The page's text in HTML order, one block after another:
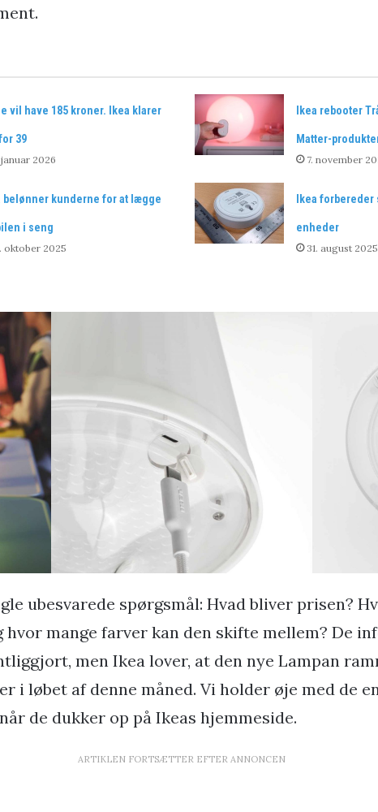
vil have 185 kroner. Ikea klarer
39
2026
Ikea rebooter
Matter-
7. november
belønner kunderne for at lægge
i seng
oktober 2025
Ikea
enheder
31. august 2025
ubesvarede spørgsmål: Hvad bliver prisen?
mange farver kan den skifte mellem? De
men Ikea lover, at den nye Lampan
i løbet af denne måned. Vi holder øje med de
de dukker op på Ikeas hjemmeside.
ARTIKLEN FORTSÆTTER EFTER ANNONCEN